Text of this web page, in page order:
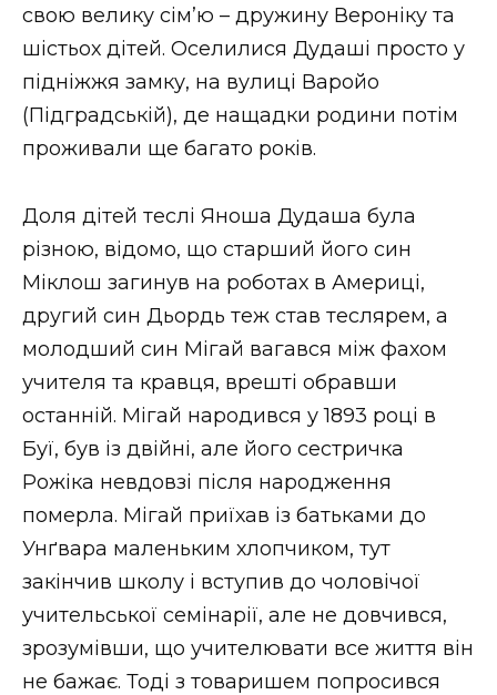
свою велику сім’ю – дружину Вероніку та
шістьох дітей. Оселилися Дудаші просто у
підніжжя замку, на вулиці Варойо
(Підградській), де нащадки родини потім
проживали ще багато років.
Доля дітей теслі Яноша Дудаша була
різною, відомо, що старший його син
Міклош загинув на роботах в Америці,
другий син Дьордь теж став теслярем, а
молодший син Мігай вагався між фахом
учителя та кравця, врешті обравши
останній. Мігай народився у 1893 році в
Буї, був із двійні, але його сестричка
Рожіка невдовзі після народження
померла. Мігай приїхав із батьками до
Унґвара маленьким хлопчиком, тут
закінчив школу і вступив до чоловічої
учительської семінарії, але не довчився,
зрозумівши, що учителювати все життя він
не бажає. Тоді з товаришем попросився